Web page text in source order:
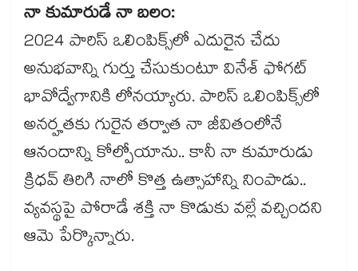
నా కుమారుడే నా బలం:
2024 పారిస్ ఒలింపిక్స్‌లో ఎదురైన చేదు
అనుభవాన్ని గుర్తు చేసుకుంటూ వినేశ్ ఫోగట్
భావోద్వేగానికి లోనయ్యారు. పారిస్ ఒలింపిక్స్‌లో
అనర్హతకు గురైన తర్వాత నా జీవితంలోనే
ఆనందాన్ని కోల్పోయాను.. కానీ నా కుమారుడు
క్రిధవ్ తిరిగి నాలో కొత్త ఉత్సాహాన్ని నింపాడు..
వ్యవస్థపై పోరాడే శక్తి నా కొడుకు వల్లే వచ్చిందని
ఆమె పేర్కొన్నారు.